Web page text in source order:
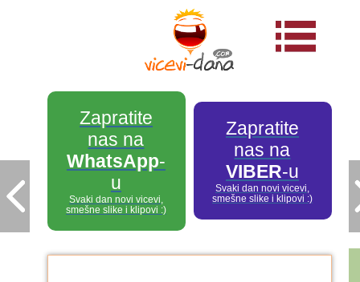
Zapratite
nas na
WhatsApp-
u
Svaki dan novi vicevi,
smešne slike i klipovi :)
Zapratite
nas na
VIBER-u
Svaki dan novi vicevi,
smešne slike i klipovi :)